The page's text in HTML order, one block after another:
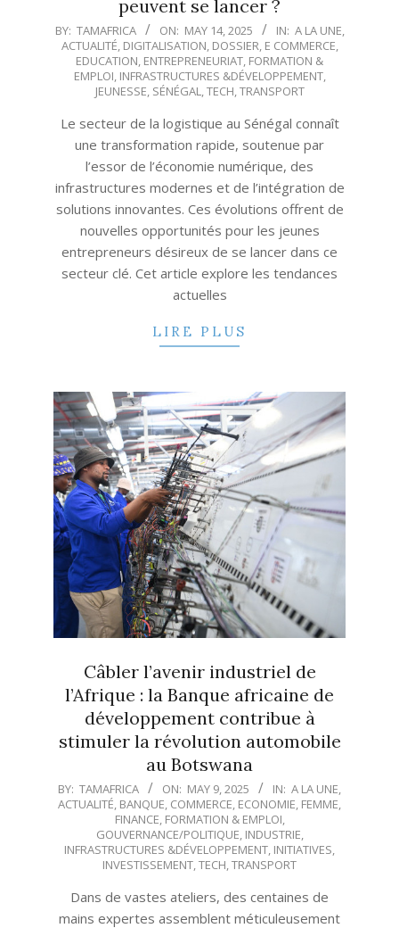
peuvent se lancer ?
2025-
05-
BY: TAMAFRICA ON: MAY 14, 2025 IN: A LA UNE,
ACTUALITÉ, DIGITALISATION, DOSSIER, E COMMERCE,
EDUCATION, ENTREPRENEURIAT, FORMATION &
EMPLOI, INFRASTRUCTURES &DÉVELOPPEMENT,
JEUNESSE, SÉNÉGAL,TECH,TRANSPORT
Le secteur de la logistique au Sénégal connaît
une transformation rapide, soutenue par
l’essor de l’économie numérique, des
infrastructures modernes et de l’intégration de
solutions innovantes. Ces évolutions offrent de
nouvelles opportunités pour les jeunes
entrepreneurs désireux de se lancer dans ce
secteur clé. Cet article explore les tendances
actuelles
LIRE PLUS
Câbler l’avenir industriel de
l’Afrique : la Banque africaine de
développement contribue à
stimuler la révolution automobile
au Botswana
2025-
05-
BY: TAMAFRICA ON: MAY 9, 2025 IN: A LA UNE
ACTUALITÉ BANQUE COMMERCE ECONOMIE FEMME
FINANCE FORMATION & EMPLOI
GOUVERNANCE/POLITIQUE INDUSTRIE
INFRASTRUCTURES &DÉVELOPPEMENT INITIATIVES
INVESTISSEMENT TECH TRANSPORT
Dans de vastes ateliers, des centaines de
mains expertes assemblent méticuleusement